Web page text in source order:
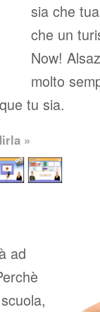
sia che
che un
Now!
molto
tu sia.
»
ad